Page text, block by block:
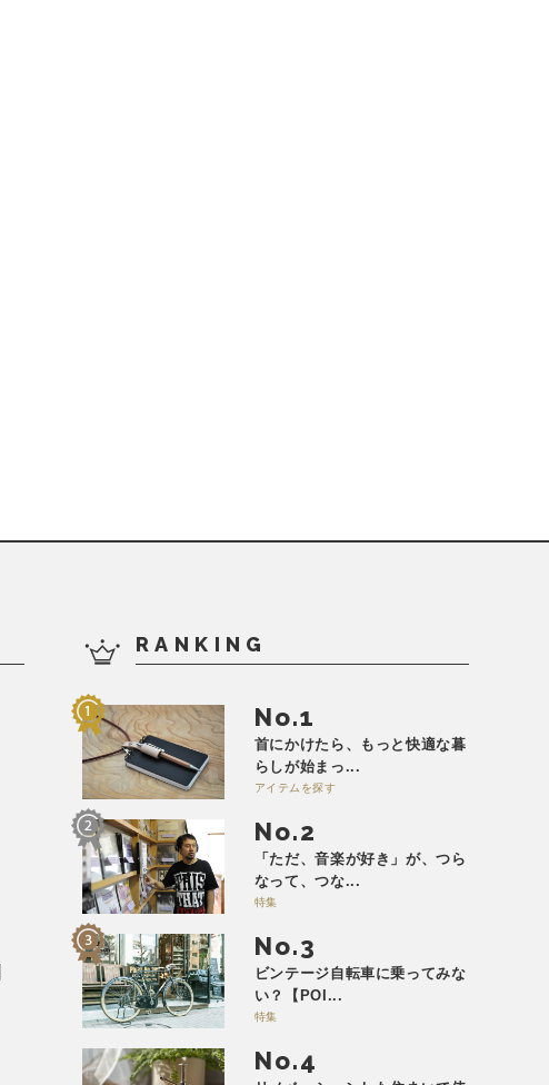
RANKING
No.
首にかけたら、もっと快適な暮
らしが始まっ...
アイテムを探す
No.
「ただ、音楽が好き」が、つら
なって、つな...
特集
No.
ビンテージ自転車に乗ってみな
い？【POI...
特集
No.